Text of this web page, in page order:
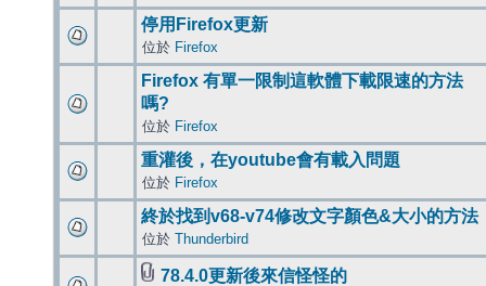
停用Firefox更新
位於 Firefox
Firefox 有單一限制這軟體下載限速的方法
嗎?
位於 Firefox
重灌後，在youtube會有載入問題
位於 Firefox
終於找到v68-v74修改文字顏色&大小的方法
位於 Thunderbird
78.4.0更新後來信怪怪的